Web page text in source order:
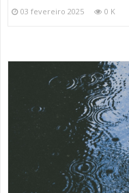
03 fevereiro 2025 0 K